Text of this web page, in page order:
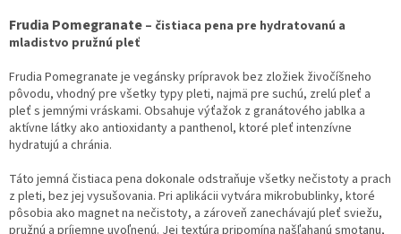
Frudia Pomegranate – čistiaca pena pre hydratovanú a
mladistvo pružnú pleť
Frudia Pomegranate je vegánsky prípravok bez zložiek živočíšneho
pôvodu, vhodný pre všetky typy pleti, najmä pre suchú, zrelú pleť a
pleť s jemnými vráskami. Obsahuje výťažok z granátového jablka a
aktívne látky ako antioxidanty a panthenol, ktoré pleť intenzívne
hydratujú a chránia.
Táto jemná čistiaca pena dokonale odstraňuje všetky nečistoty a prach
z pleti, bez jej vysušovania. Pri aplikácii vytvára mikrobublinky, ktoré
pôsobia ako magnet na nečistoty, a zároveň zanechávajú pleť sviežu,